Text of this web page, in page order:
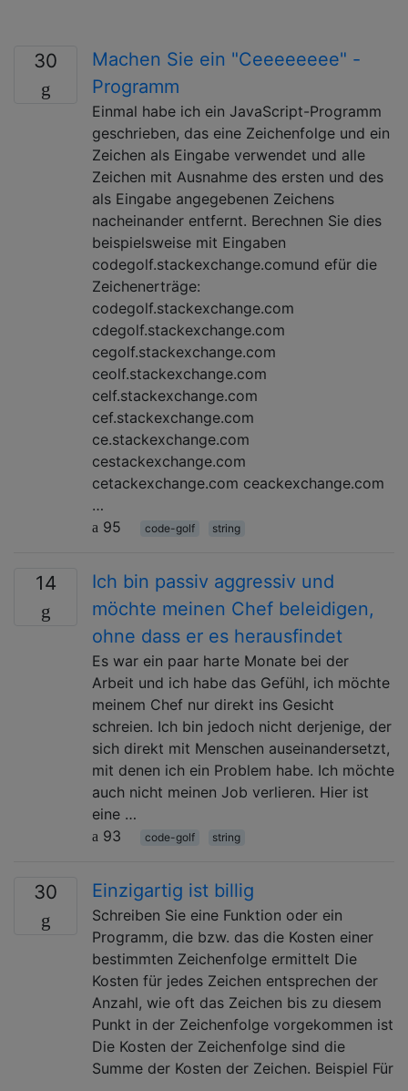
30
Machen Sie ein "Ceeeeeeee" -
Programm
Einmal habe ich ein JavaScript-Programm
geschrieben, das eine Zeichenfolge und ein
Zeichen als Eingabe verwendet und alle
Zeichen mit Ausnahme des ersten und des
als Eingabe angegebenen Zeichens
nacheinander entfernt. Berechnen Sie dies
beispielsweise mit Eingaben
codegolf.stackexchange.comund efür die
Zeichenerträge:
codegolf.stackexchange.com
cdegolf.stackexchange.com
cegolf.stackexchange.com
ceolf.stackexchange.com
celf.stackexchange.com
cef.stackexchange.com
ce.stackexchange.com
cestackexchange.com
cetackexchange.com ceackexchange.com
…
95
code-golf string
14
Ich bin passiv aggressiv und
möchte meinen Chef beleidigen,
ohne dass er es herausfindet
Es war ein paar harte Monate bei der
Arbeit und ich habe das Gefühl, ich möchte
meinem Chef nur direkt ins Gesicht
schreien. Ich bin jedoch nicht derjenige, der
sich direkt mit Menschen auseinandersetzt,
mit denen ich ein Problem habe. Ich möchte
auch nicht meinen Job verlieren. Hier ist
eine …
93
code-golf string
30 Einzigartig ist billig
Schreiben Sie eine Funktion oder ein
Programm, die bzw. das die Kosten einer
bestimmten Zeichenfolge ermittelt Die
Kosten für jedes Zeichen entsprechen der
Anzahl, wie oft das Zeichen bis zu diesem
Punkt in der Zeichenfolge vorgekommen ist
Die Kosten der Zeichenfolge sind die
Summe der Kosten der Zeichen. Beispiel Für